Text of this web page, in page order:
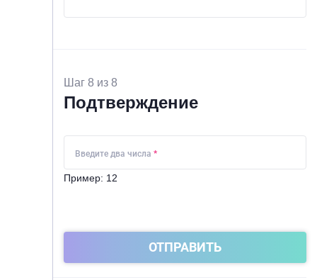
Шаг 8 из 8
Подтверждение
Введите два числа *
Пример: 12